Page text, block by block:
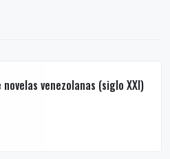
venezolanas (siglo XXI)